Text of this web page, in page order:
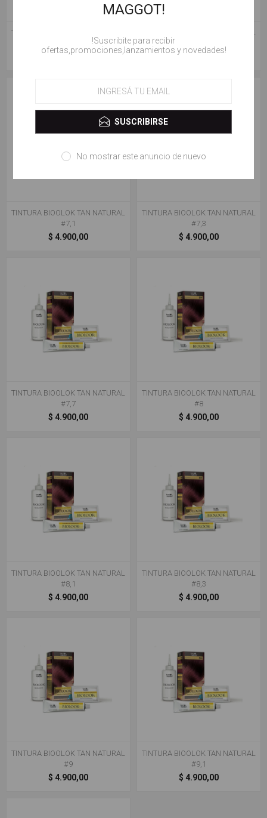
TINTURA BIOOLOK TAN NATURAL
$ 4.900,00
TINTURA BIOOLOK TAN NATURAL
$ 4.900,00
TINTURA BIOOLOK TAN NATURAL
#7,1
$ 4.900,00
TINTURA BIOOLOK TAN NATURAL
#7,3
$ 4.900,00
TINTURA BIOOLOK TAN NATURAL
#7,7
$ 4.900,00
TINTURA BIOOLOK TAN NATURAL
#8
$ 4.900,00
TINTURA BIOOLOK TAN NATURAL
#8,1
$ 4.900,00
TINTURA BIOOLOK TAN NATURAL
#8,3
$ 4.900,00
TINTURA BIOOLOK TAN NATURAL
#9
$ 4.900,00
TINTURA BIOOLOK TAN NATURAL
#9,1
$ 4.900,00
MAGGOT!
!Suscribite para recibir
ofertas,promociones,lanzamientos y novedades!
SUSCRIBIRSE
No mostrar este anuncio de nuevo